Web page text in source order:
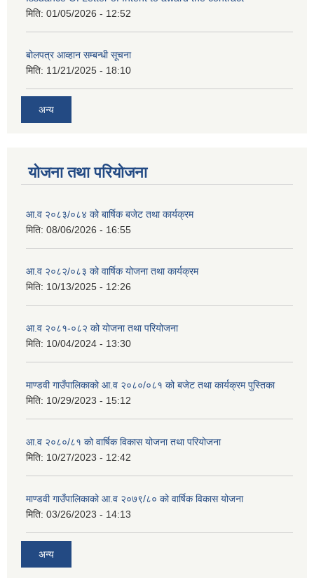
मिति: 01/05/2026 - 12:52
बोलपत्र आव्हान सम्बन्धी सूचना
मिति: 11/21/2025 - 18:10
अन्य
योजना तथा परियोजना
आ.व २०८३/०८४ को बार्षिक बजेट तथा कार्यक्रम
मिति: 08/06/2026 - 16:55
आ.व २०८२/०८३ को वार्षिक योजना तथा कार्यक्रम
मिति: 10/13/2025 - 12:26
आ.व २०८१-०८२ को योजना तथा परियोजना
मिति: 10/04/2024 - 13:30
माण्डवी गाउँपालिकाको आ.व २०८०/०८१ को बजेट तथा कार्यक्रम पुस्तिका
मिति: 10/29/2023 - 15:12
आ.व २०८०/८१ को वार्षिक विकास योजना तथा परियोजना
मिति: 10/27/2023 - 12:42
माण्डवी गाउँपालिकाको आ.व २०७९/८० को वार्षिक विकास योजना
मिति: 03/26/2023 - 14:13
अन्य